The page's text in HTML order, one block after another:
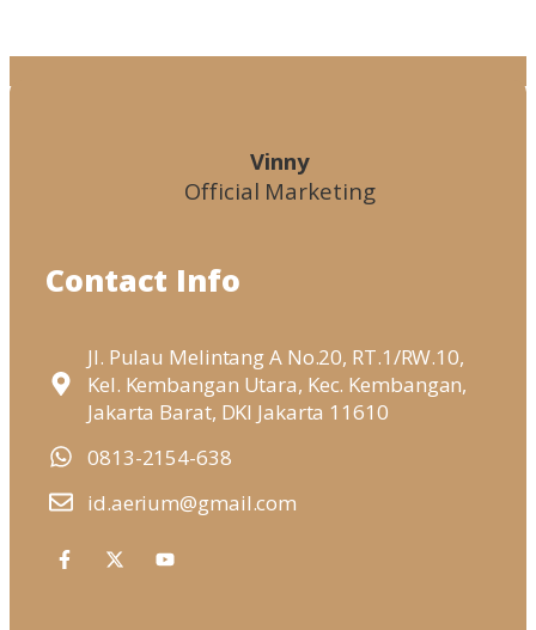
Vinny
Official Marketing
Contact Info
Jl. Pulau Melintang A No.20, RT.1/RW.10,
Kel. Kembangan Utara, Kec. Kembangan,
Jakarta Barat, DKI Jakarta 11610
0813-2154-638
id.aerium@gmail.com